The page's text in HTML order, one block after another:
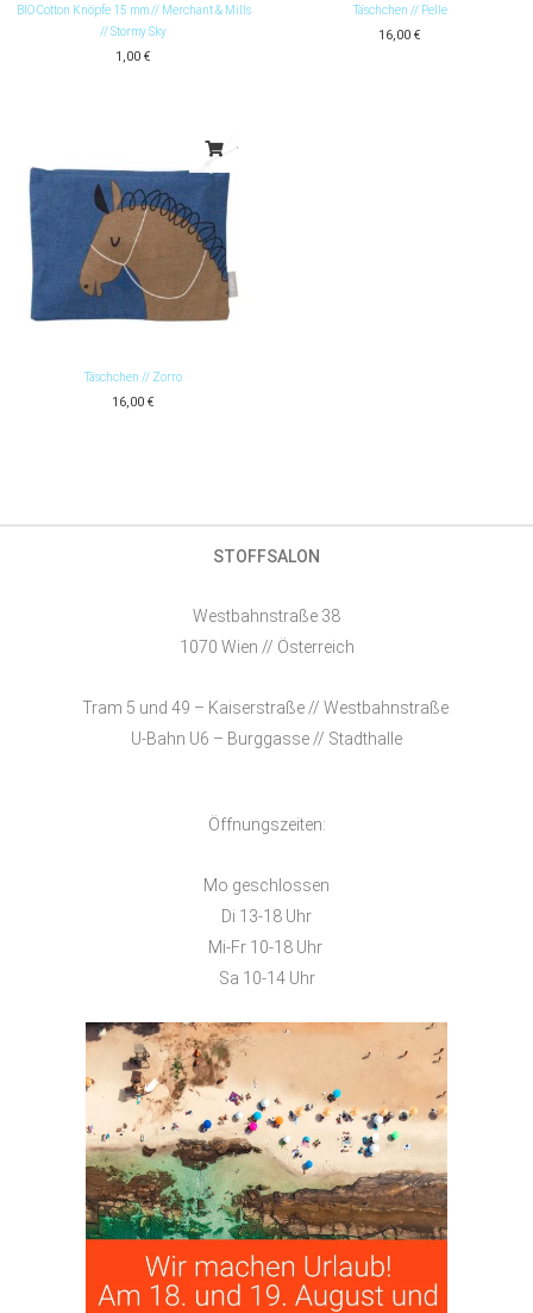
BIO Cotton Knöpfe 15 mm // Merchant & Mills
// Stormy Sky
1,00 €
Täschchen // Pelle
16,00 €
Täschchen // Zorro
16,00 €
STOFFSALON
Westbahnstraße 38
1070 Wien // Österreich
Tram 5 und 49 – Kaiserstraße // Westbahnstraße
U-Bahn U6 – Burggasse // Stadthalle
Öffnungszeiten:
Mo geschlossen
Di 13-18 Uhr
Mi-Fr 10-18 Uhr
Sa 10-14 Uhr